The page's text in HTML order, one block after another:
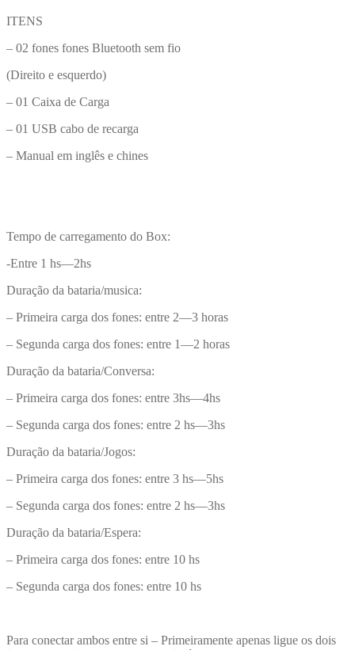
ITENS
– 02 fones fones Bluetooth sem fio
(Direito e esquerdo)
– 01 Caixa de Carga
– 01 USB cabo de recarga
– Manual em inglês e chines
Tempo de carregamento do Box:
-Entre 1 hs—2hs
Duração da bataria/musica:
– Primeira carga dos fones: entre 2—3 horas
– Segunda carga dos fones: entre 1—2 horas
Duração da bataria/Conversa:
– Primeira carga dos fones: entre 3hs—4hs
– Segunda carga dos fones: entre 2 hs—3hs
Duração da bataria/Jogos:
– Primeira carga dos fones: entre 3 hs—5hs
– Segunda carga dos fones: entre 2 hs—3hs
Duração da bataria/Espera:
– Primeira carga dos fones: entre 10 hs
– Segunda carga dos fones: entre 10 hs
Para conectar ambos entre si – Primeiramente apenas ligue os dois